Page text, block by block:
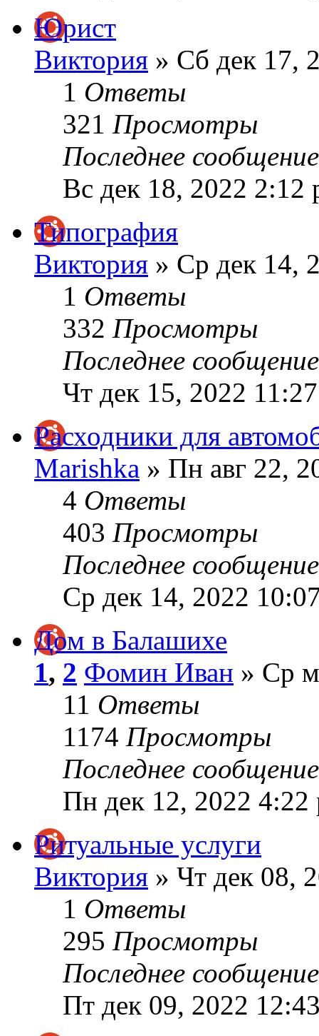
Юрист
Виктория » Сб дек 17,
1 Ответы
321 Просмотры
Последнее
Вс дек 18, 2022 2:12
Типография
Виктория » Ср дек 14,
1 Ответы
332 Просмотры
Последнее
Чт дек 15, 2022
Расходники для
Marishka » Пн авг 22,
4 Ответы
403 Просмотры
Последнее
Ср дек 14, 2022
Дом в Балашихе
1, 2 Фомин Иван » Ср
11 Ответы
1174 Просмотры
Последнее
Пн дек 12, 2022 4:22
Ритуальные услуги
Виктория » Чт дек 08,
1 Ответы
295 Просмотры
Последнее
Пт дек 09, 2022